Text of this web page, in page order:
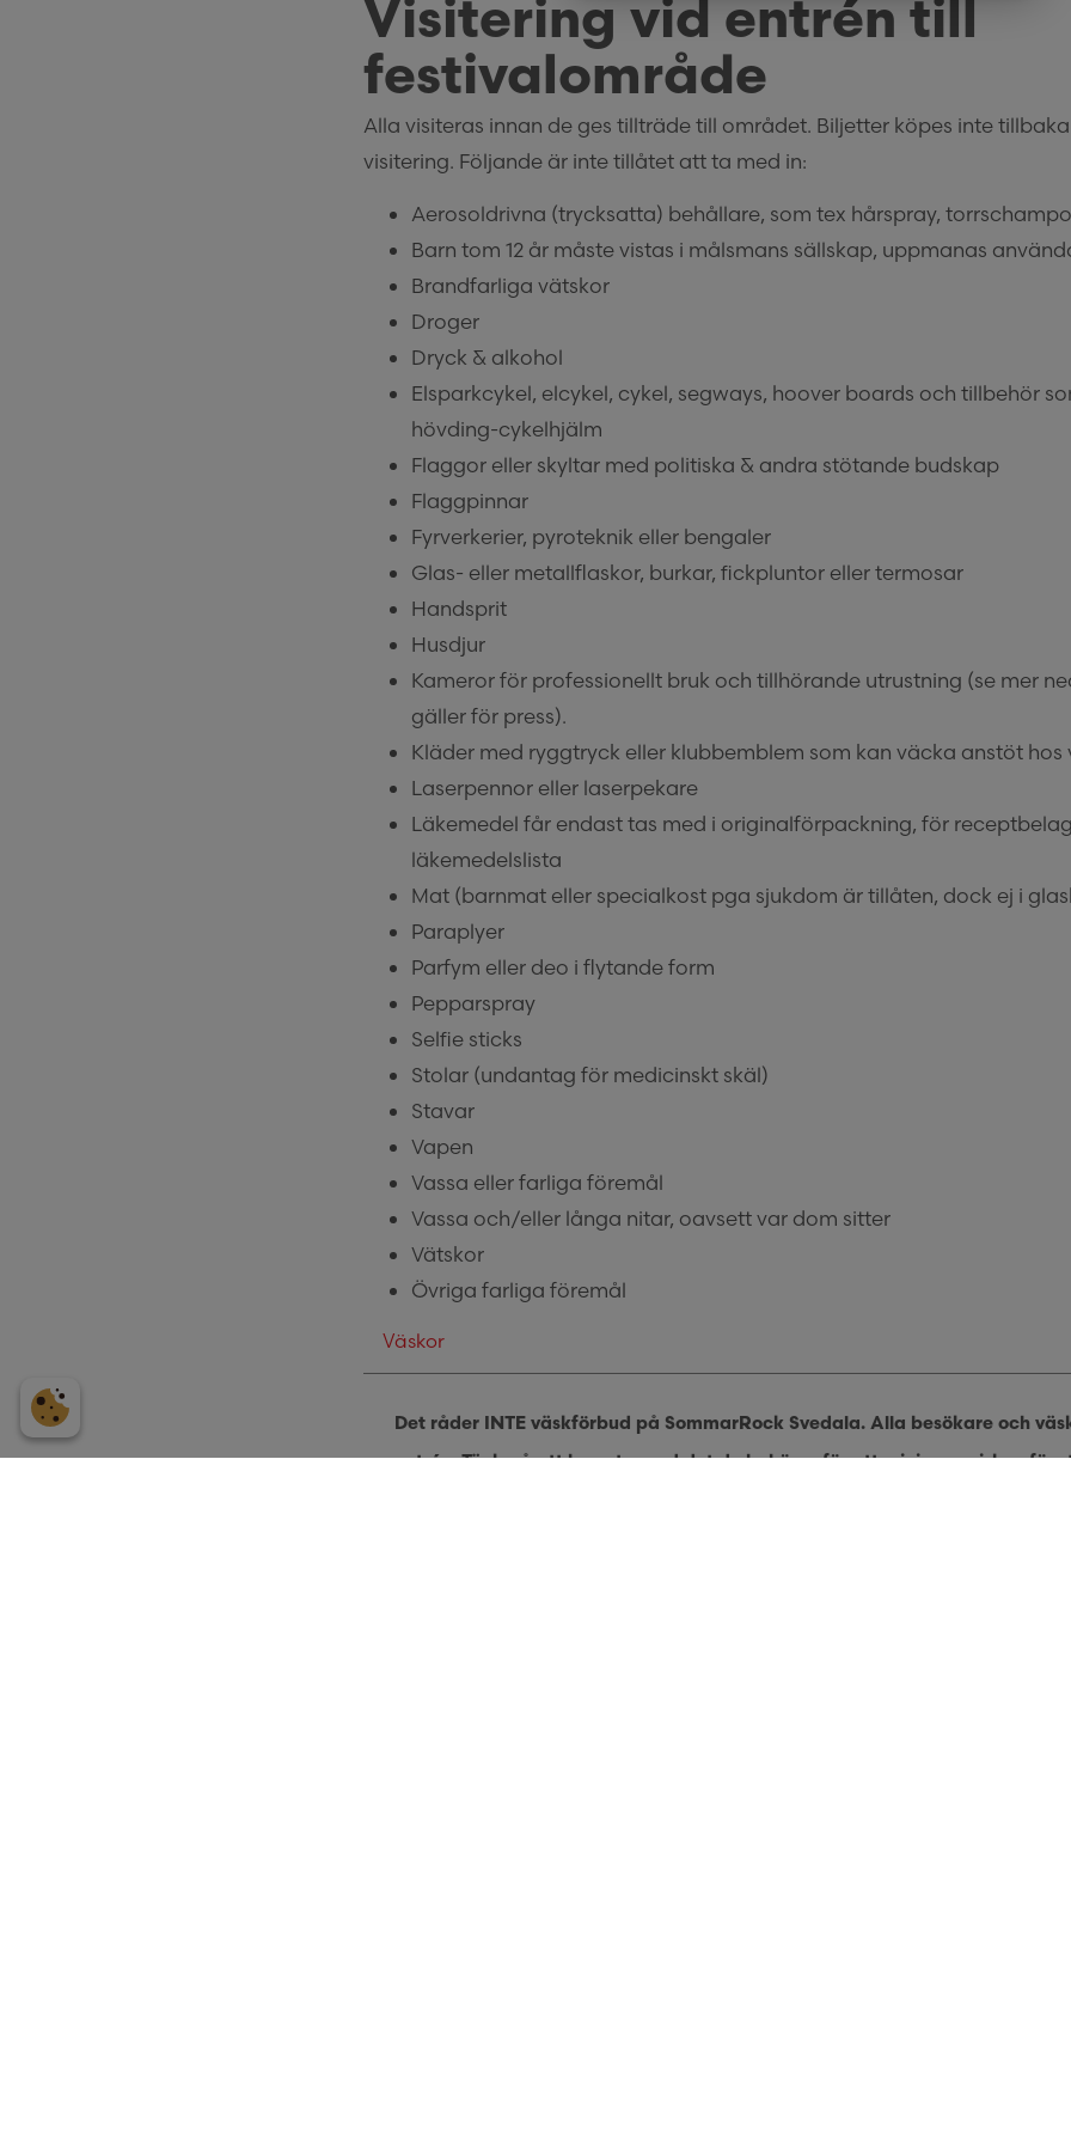
Visitering vid entrén till
festivalområde
Alla visiteras innan de ges tillträde till området. Biljetter köpes inte
visitering. Följande är inte tillåtet att ta med in:
Aerosoldrivna (trycksatta) behållare, som tex hårspray,
Barn tom 12 år måste vistas i målsmans sällskap, uppmanas
Brandfarliga vätskor
Droger
Dryck & alkohol
Elsparkcykel, elcykel, cykel, segways, hoover boards och tillbehör
hövding-cykelhjälm
Flaggor eller skyltar med politiska & andra stötande budskap
Flaggpinnar
Fyrverkerier, pyroteknik eller bengaler
Glas- eller metallflaskor, burkar, fickpluntor eller termosar
Handsprit
Husdjur
Kameror för professionellt bruk och tillhörande utrustning (se mer
gäller för press).
Kläder med ryggtryck eller klubbemblem som kan väcka anstöt hos
Laserpennor eller laserpekare
Läkemedel får endast tas med i originalförpackning, för
läkemedelslista
Mat (barnmat eller specialkost pga sjukdom är tillåten, dock ej i
Paraplyer
Parfym eller deo i flytande form
Pepparspray
Selfie sticks
Stolar (undantag för medicinskt skäl)
Stavar
Vapen
Vassa eller farliga föremål
Vassa och/eller långa nitar, oavsett var dom sitter
Vätskor
Övriga farliga föremål
Väskor
Det råder INTE väskförbud på SommarRock Svedala. Alla besökare och
entrén. Tänk på att bara ta med det du behöver för att minimera risken för